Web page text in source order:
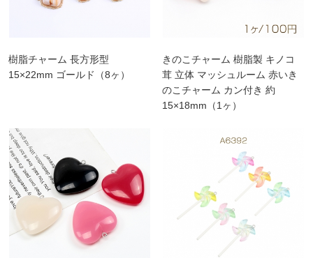
樹脂チャーム 長方形型
15×22mm ゴールド（8ヶ）
きのこチャーム 樹脂製 キノコ
茸 立体 マッシュルーム 赤いき
のこチャーム カン付き 約
15×18mm（1ヶ）